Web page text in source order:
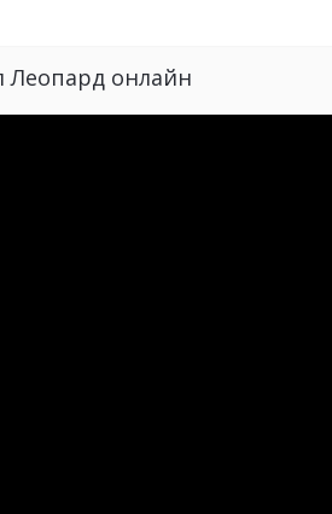
Леопард онлайн